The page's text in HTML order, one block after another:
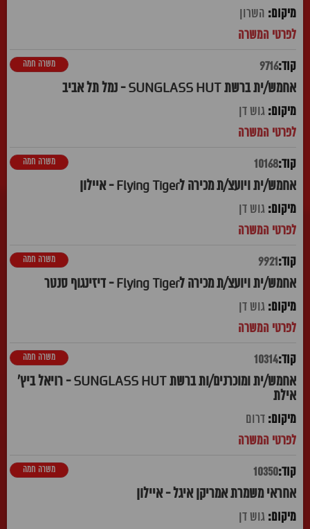
השרון
9716
אחמש/ית ברשת SUNGLASS HUT - נמל תל אביב
משרה חמה
גוש דן
10168
אחמש/ית ויועצ/ת מכירה לFlying Tiger - איילון
משרה חמה
גוש דן
9921
אחמש/ית ויועצ/ת מכירה לFlying Tiger - דיזינגוף סנטר
משרה חמה
גוש דן
10314
אחמש/ית ומוכרנים/ות ברשת SUNGLASS HUT - רויאל ביץ'
אילת
משרה חמה
דרום
10350
אחראי משמרת אמריקן איגל - איילון
משרה חמה
גוש דן